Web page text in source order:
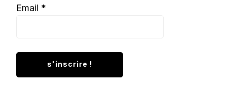
Email *